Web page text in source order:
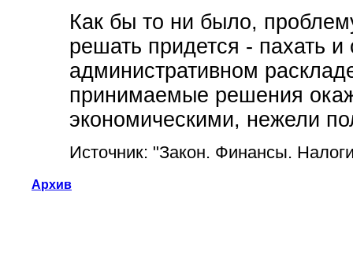
Как бы то ни было,
решать придется - пахать
административном
принимаемые решения
экономическими, нежели
Источник: "Закон. Финансы.
Архив